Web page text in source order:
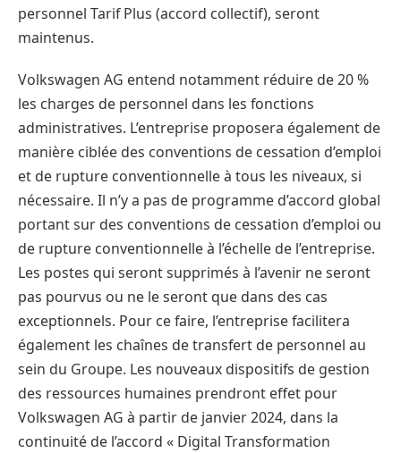
personnel Tarif Plus (accord collectif), seront
maintenus.
Volkswagen AG entend notamment réduire de 20 %
les charges de personnel dans les fonctions
administratives. L’entreprise proposera également de
manière ciblée des conventions de cessation d’emploi
et de rupture conventionnelle à tous les niveaux, si
nécessaire. Il n’y a pas de programme d’accord global
portant sur des conventions de cessation d’emploi ou
de rupture conventionnelle à l’échelle de l’entreprise.
Les postes qui seront supprimés à l’avenir ne seront
pas pourvus ou ne le seront que dans des cas
exceptionnels. Pour ce faire, l’entreprise facilitera
également les chaînes de transfert de personnel au
sein du Groupe. Les nouveaux dispositifs de gestion
des ressources humaines prendront effet pour
Volkswagen AG à partir de janvier 2024, dans la
continuité de l’accord « Digital Transformation